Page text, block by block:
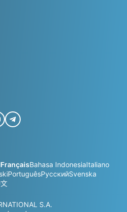
FrançaisBahasa IndonesiaItaliano
PortuguêsРусскийSvenska
S.A.